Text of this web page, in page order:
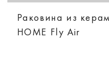
Раковина из
HOME Fly Air